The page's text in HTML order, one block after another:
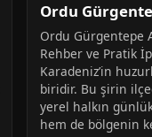
Ordu
Ordu Gürgentepe
Rehber ve Pratik
Karadeniz’in
biridir. Bu şirin
yerel halkın
hem de bölgenin